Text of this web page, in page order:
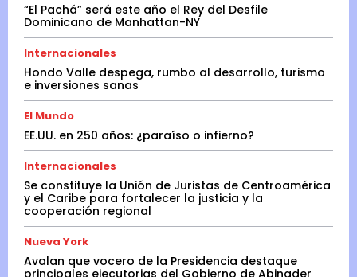
“El Pachá” será este año el Rey del Desfile
Dominicano de Manhattan-NY
Internacionales
Hondo Valle despega, rumbo al desarrollo, turismo
e inversiones sanas
El Mundo
EE.UU. en 250 años: ¿paraíso o infierno?
Internacionales
Se constituye la Unión de Juristas de Centroamérica
y el Caribe para fortalecer la justicia y la
cooperación regional
Nueva York
Avalan que vocero de la Presidencia destaque
principales ejecutorias del Gobierno de Abinader